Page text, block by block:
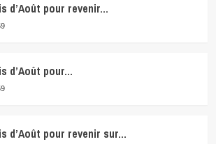
d’Août pour revenir…
d’Août pour…
d’Août pour revenir sur…